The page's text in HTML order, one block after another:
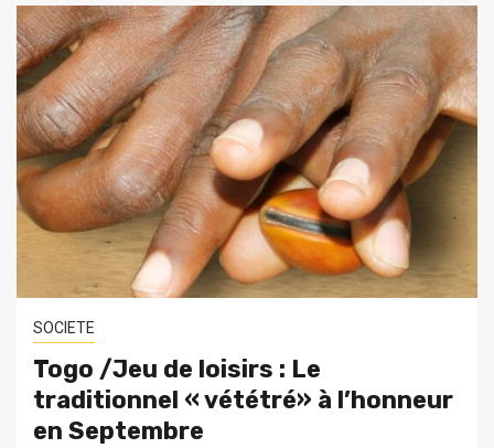
SOCIETE
Togo /Jeu de loisirs : Le
traditionnel « vététré» à l’honneur
en Septembre